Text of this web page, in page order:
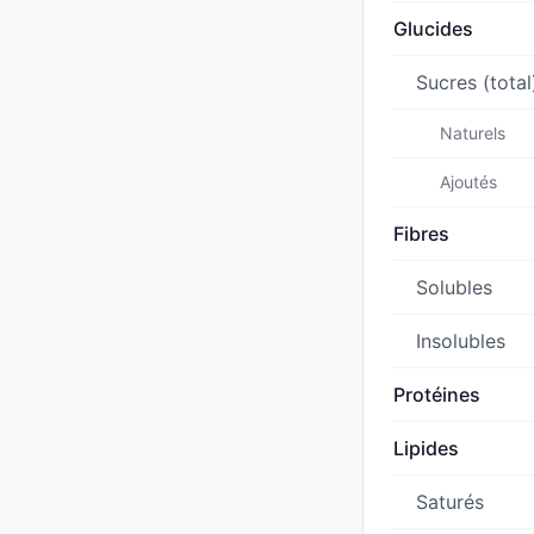
Glucides
Sucres
Naturels
Ajoutés
Fibres
Solubles
Insolubles
Protéines
Lipides
Saturés